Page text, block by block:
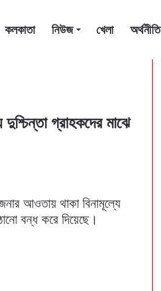
কলকাতা নিউজ খেলা অর্থনীতি
গ্রাহকদের মাঝে
আওতায় থাকা বিনামূল্যে
বন্ধ করে দিয়েছে।